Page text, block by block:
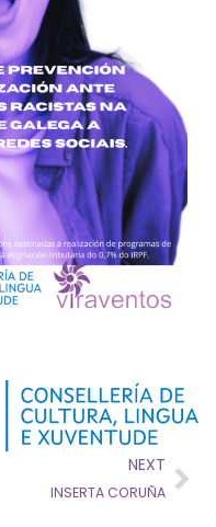
NEXT
INSERTA CORUÑA